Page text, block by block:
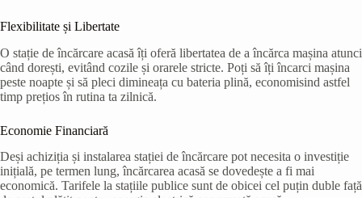
Flexibilitate și Libertate
O stație de încărcare acasă îți oferă libertatea de a încărca mașina atunci
când dorești, evitând cozile și orarele stricte. Poți să îți încarci mașina
peste noapte și să pleci dimineața cu bateria plină, economisind astfel
timp prețios în rutina ta zilnică.
Economie Financiară
Deși achiziția și instalarea stației de încărcare pot necesita o investiție
inițială, pe termen lung, încărcarea acasă se dovedește a fi mai
economică. Tarifele la stațiile publice sunt de obicei cel puțin duble față